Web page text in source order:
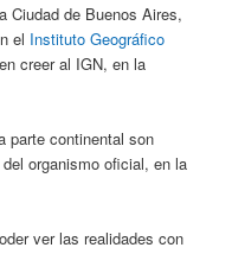
Ciudad de Buenos Aires,
el Instituto Geográfico
creer al IGN, en la
parte continental son
organismo oficial, en la
ver las realidades con